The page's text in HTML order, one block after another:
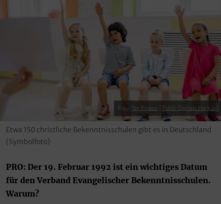
Foto: Yan Krukov Public Domain Mark 1.0
Etwa 150 christliche Bekenntnisschulen gibt es in Deutschland
(Symbolfoto)
PRO: Der 19. Februar 1992 ist ein wichtiges Datum
für den Verband Evangelischer Bekenntnisschulen.
Warum?